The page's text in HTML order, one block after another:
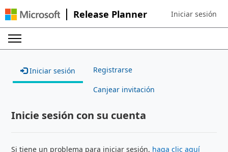
Release Planner Sign in to your
Iniciar sesión
Iniciar sesión Registrarse
Canjear invitación
Inicie sesión con su cuenta
Si tiene un problema para iniciar sesión, haga clic aquí